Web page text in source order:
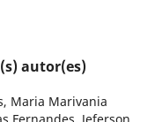
autor(es)
Maria Marivania